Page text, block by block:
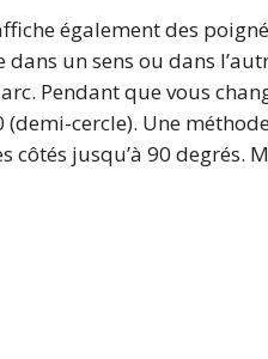
également des
un sens ou dans
Pendant que vous
cercle). Une
côtés jusqu’à 90 degrés.